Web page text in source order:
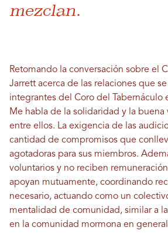
mezclan.
Retomando la conversación sobre el
Jarrett acerca de las relaciones que
integrantes del Coro del Tabernáculo
Me habla de la solidaridad y la
entre ellos. La exigencia de las
cantidad de compromisos que
agotadoras para sus miembros.
voluntarios y no reciben
apoyan mutuamente, coordinando
necesario, actuando como un
mentalidad de comunidad, similar a
en la comunidad mormona en